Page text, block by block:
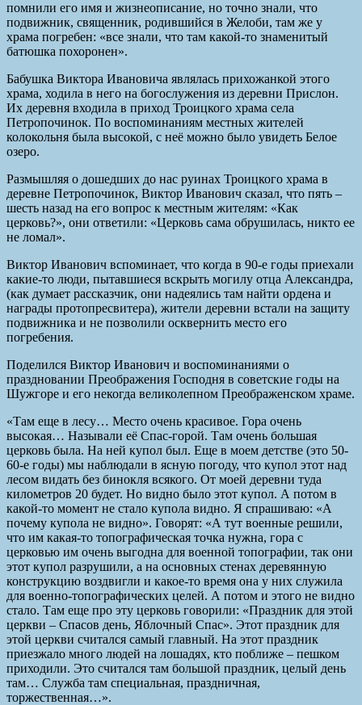
помнили его имя и жизнеописание, но точно знали, что
подвижник, священник, родившийся в Желоби, там же у
храма погребен: «все знали, что там какой-то знаменитый
батюшка похоронен».
Бабушка Виктора Ивановича являлась прихожанкой этого
храма, ходила в него на богослужения из деревни Прислон.
Их деревня входила в приход Троицкого храма села
Петропочинок. По воспоминаниям местных жителей
колокольня была высокой, с неё можно было увидеть Белое
озеро.
Размышляя о дошедших до нас руинах Троицкого храма в
деревне Петропочинок, Виктор Иванович сказал, что пять –
шесть назад на его вопрос к местным жителям: «Как
церковь?», они ответили: «Церковь сама обрушилась, никто ее
не ломал».
Виктор Иванович вспоминает, что когда в 90-е годы приехали
какие-то люди, пытавшиеся вскрыть могилу отца Александра,
(как думает рассказчик, они надеялись там найти ордена и
награды протопресвитера), жители деревни встали на защиту
подвижника и не позволили осквернить место его
погребения.
Поделился Виктор Иванович и воспоминаниями о
праздновании Преображения Господня в советские годы на
Шужгоре и его некогда великолепном Преображенском храме.
«Там еще в лесу… Место очень красивое. Гора очень
высокая… Называли её Спас-горой. Там очень большая
церковь была. На ней купол был. Еще в моем детстве (это 50-
60-е годы) мы наблюдали в ясную погоду, что купол этот над
лесом видать без бинокля всякого. От моей деревни туда
километров 20 будет. Но видно было этот купол. А потом в
какой-то момент не стало купола видно. Я спрашиваю: «А
почему купола не видно». Говорят: «А тут военные решили,
что им какая-то топографическая точка нужна, гора с
церковью им очень выгодна для военной топографии, так они
этот купол разрушили, а на основных стенах деревянную
конструкцию воздвигли и какое-то время она у них служила
для военно-топографических целей. А потом и этого не видно
стало. Там еще про эту церковь говорили: «Праздник для этой
церкви – Спасов день, Яблочный Спас». Этот праздник для
этой церкви считался самый главный. На этот праздник
приезжало много людей на лошадях, кто поближе – пешком
приходили. Это считался там большой праздник, целый день
там… Служба там специальная, праздничная,
торжественная…».